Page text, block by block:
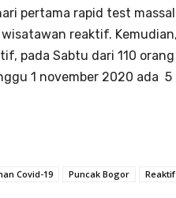
pertama rapid test
reaktif.
pada Sabtu dari 110
1 november 2020 ada
Covid-19 Puncak Bogor